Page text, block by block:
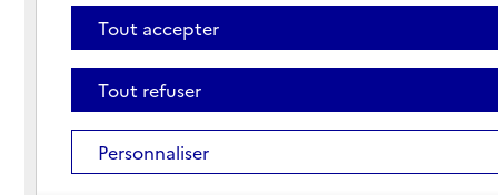
3 rue de la Place
Voir itinéraire
Téléphone :
03 23 80 84 56
Contact
Contact
Tout accepter
Tout refuser
Personnaliser